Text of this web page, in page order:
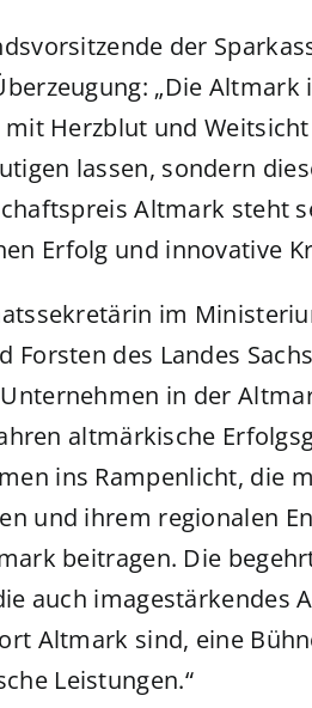
der
„Die Altmark
Herzblut und
lassen, sondern
Altmark steht
Erfolg und innovative
im
des Landes
in der
altmärkische
ins Rampenlicht, die
und ihrem regionalen
beitragen. Die
auch imagestärkendes
Altmark sind, eine
Leistungen.“